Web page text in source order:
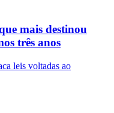
mais destinou
três anos